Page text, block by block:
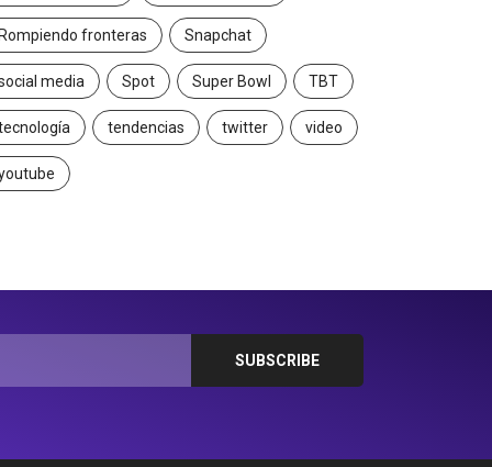
fronteras Snapchat
media Spot Super Bowl TBT
tendencias twitter video